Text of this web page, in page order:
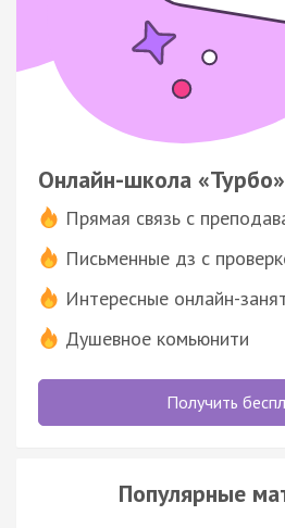
Онлайн-школа «Турбо»
Прямая связь с
Письменные дз с
Интересные онлайн-
Душевное комьюнити
Получить
Популярные